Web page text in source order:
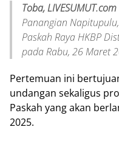
Toba, LIVESUMUT.com
Panangian
Paskah Raya HKBP
pada Rabu, 26 Maret
Pertemuan ini
undangan sekaligus
Paskah yang akan
2025.